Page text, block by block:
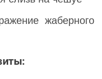
жаберного